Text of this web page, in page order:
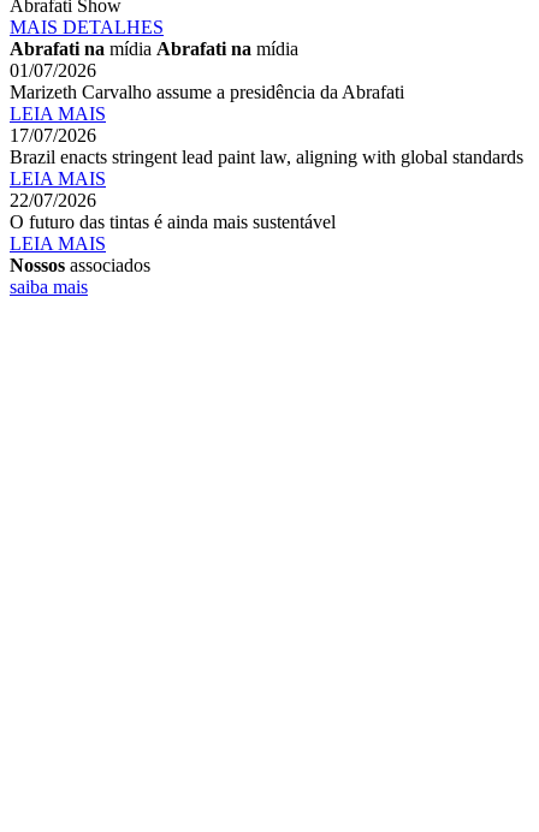
Abrafati Show
MAIS DETALHES
Abrafati na mídia Abrafati na mídia
01/07/2026
Marizeth Carvalho assume a presidência da Abrafati
LEIA MAIS
17/07/2026
Brazil enacts stringent lead paint law, aligning with global standards
LEIA MAIS
22/07/2026
O futuro das tintas é ainda mais sustentável
LEIA MAIS
Nossos associados
saiba mais